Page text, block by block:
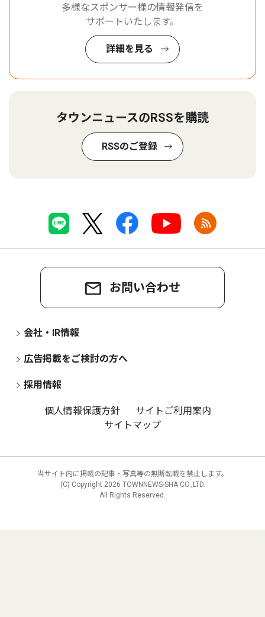
多様なスポンサー様の情報発信を
サポートいたします。
詳細を見る
タウンニュースのRSSを購読
RSSのご登録
お問い合わせ
会社・IR情報
広告掲載をご検討の方へ
採用情報
個人情報保護方針
サイトご利用案内
サイトマップ
当サイト内に掲載の記事・写真等の無断転載を禁止します。
(C) Copyright 2026 TOWNNEWS-SHA CO.,LTD.
All Rights Reserved.